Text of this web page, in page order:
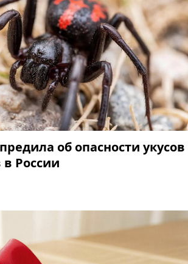
об опасности укусов
в России